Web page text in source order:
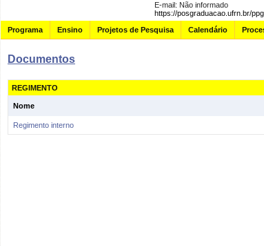
E-mail: Não informado
https://posgraduacao.ufrn.br/
Programa
Ensino Projetos de Pesquisa Calendário
Documentos
REGIMENTO
Nome
Regimento interno